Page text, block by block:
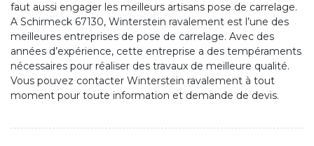
faut aussi engager les meilleurs artisans pose de carrelage.
A Schirmeck 67130, Winterstein ravalement est l’une des
meilleures entreprises de pose de carrelage. Avec des
années d’expérience, cette entreprise a des tempéraments
nécessaires pour réaliser des travaux de meilleure qualité.
Vous pouvez contacter Winterstein ravalement à tout
moment pour toute information et demande de devis.